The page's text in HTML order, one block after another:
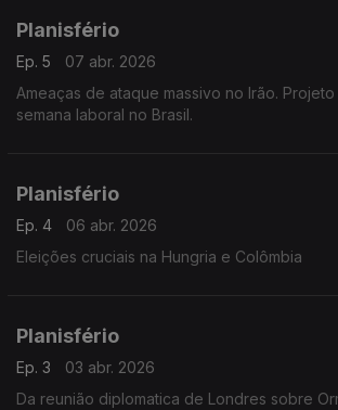
Planisfério
Ep. 5
07 abr. 2026
Ameaças de ataque massivo no Irão.
semana laboral no Brasil.
Planisfério
Ep. 4
06 abr. 2026
Eleições cruciais na Hungria e Colômbia
Planisfério
Ep. 3
03 abr. 2026
Da reunião diplomatica de Londres sobre